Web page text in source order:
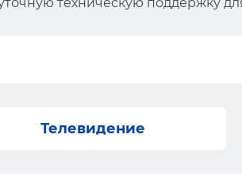
Телевидение